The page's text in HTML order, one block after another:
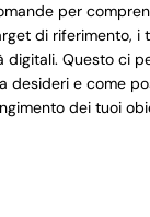
per
di riferimento, i
digitali. Questo ci
desideri e come
dei tuoi